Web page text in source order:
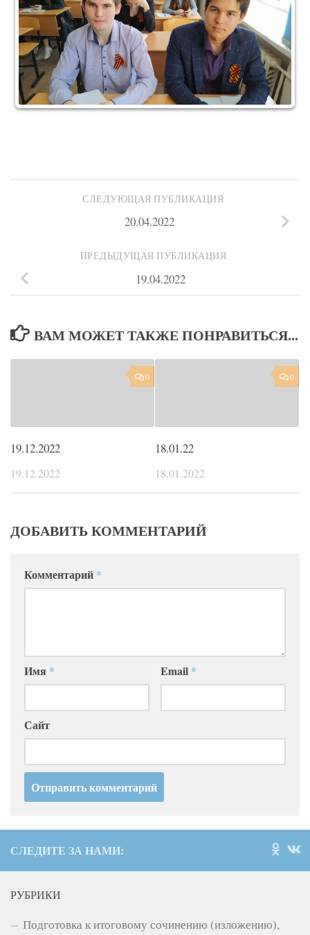
СЛЕДУЮЩАЯ ПУБЛИКАЦИЯ
20.04.2022
ПРЕДЫДУЩАЯ ПУБЛИКАЦИЯ
19.04.2022
ВАМ МОЖЕТ ТАКЖЕ ПОНРАВИТЬСЯ...
0
19.12.2022
19.12.2022
0
18.01.22
18.01.2022
ДОБАВИТЬ КОММЕНТАРИЙ
Комментарий *
Имя * Email *
Сайт
СЛЕДИТЕ ЗА НАМИ:
РУБРИКИ
Подготовка к итоговому сочинению (изложению),